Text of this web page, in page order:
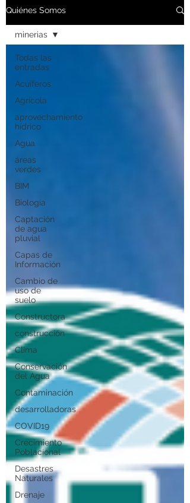
Quiénes Somos
Todas las
entradas
Acuíferos
Agrícola
aprovechamiento
hídrico
Agua
áreas
verdes
BIM
Biología
Captación
de agua
pluvial
Capas de
Información
Cambio de
uso de
suelo
Constructora
construcción
Clima
Conservación
del Agua
Contaminación
desarrolladoras
COVID19
Crecimiento
Poblacional
Desastres
Naturales
Drenaje
minerias